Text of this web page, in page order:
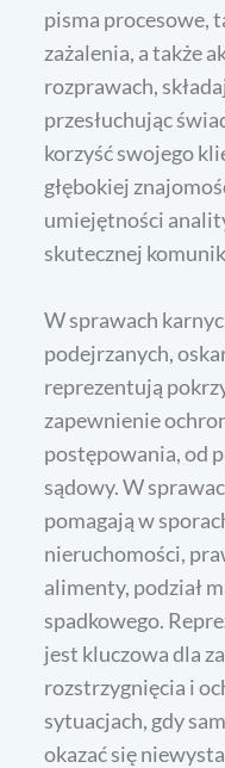
pisma procesowe,
zażalenia, a także
rozprawach,
przesłuchując
korzyść swojego
głębokiej
umiejętności
skutecznej
W sprawach
podejrzanych,
reprezentują
zapewnienie
postępowania, od
sądowy. W
pomagają w
nieruchomości,
alimenty, podział
spadkowego.
jest kluczowa dla
rozstrzygnięcia i
sytuacjach, gdy
okazać się